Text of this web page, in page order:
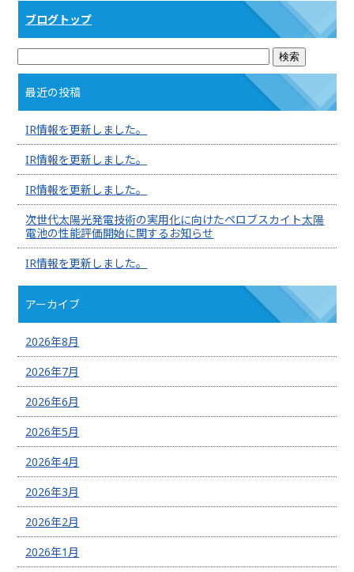
ブログトップ
最近の投稿
IR情報を更新しました。
IR情報を更新しました。
IR情報を更新しました。
次世代太陽光発電技術の実用化に向けたペロブスカイト太陽
電池の性能評価開始に関するお知らせ
IR情報を更新しました。
アーカイブ
2026年8月
2026年7月
2026年6月
2026年5月
2026年4月
2026年3月
2026年2月
2026年1月